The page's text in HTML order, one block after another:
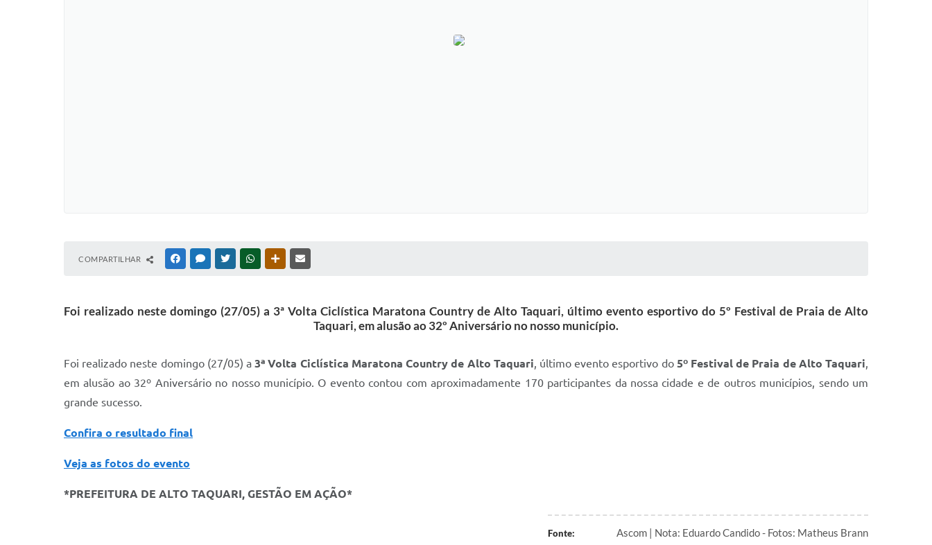
COMPARTILHAR FACEBOOKMESSENGER
TWITTERWHATSAPPOUTRAS MÍDIAS
Foi realizado neste domingo (27/05) a 3ª Volta Ciclística Maratona Country de Alto Taquari, último evento esportivo do 5º Festival de Praia de Alto
Taquari, em alusão ao 32º Aniversário no nosso município.
Foi realizado neste domingo (27/05) a3ª Volta Ciclística Maratona Country de Alto Taquari, último evento esportivo do 5º Festival de Praia de Alto Taquari,
em alusão ao 32º Aniversário no nosso município. O evento contou com aproximadamente 170 participantes da nossa cidade e de outros municípios, sendo um
grande sucesso.
Confira o resultado final
Veja as fotos do evento
*PREFEITURA DE ALTO TAQUARI, GESTÃO EM AÇÃO*
Fonte: Ascom | Nota: Eduardo Candido - Fotos: Matheus Brann